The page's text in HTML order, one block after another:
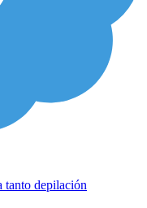
tanto depilación